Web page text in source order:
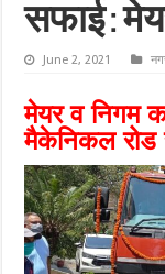
सफाई :
June 2, 2021
मेयर व निगम
मैकेनिकल रोड